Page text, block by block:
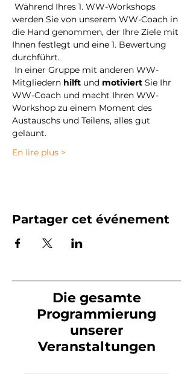
werden Sie von unserem WW-Coach in
die Hand genommen, der Ihre Ziele mit
Ihnen festlegt und eine 1. Bewertung
durchführt.
Mitgliedern hilft und motiviert Sie Ihr
WW-Coach und macht Ihren WW-
Workshop zu einem Moment des
Austauschs und Teilens, alles gut
gelaunt.
En lire plus >
Partager cet événement
Die gesamte
Programmierung
unserer
Veranstaltungen